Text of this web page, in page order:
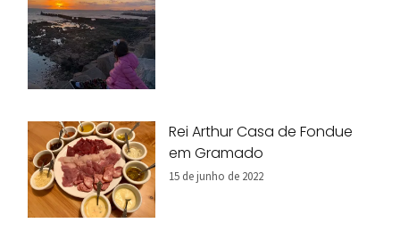
Rei Arthur Casa de Fondue
em Gramado
15 de junho de 2022